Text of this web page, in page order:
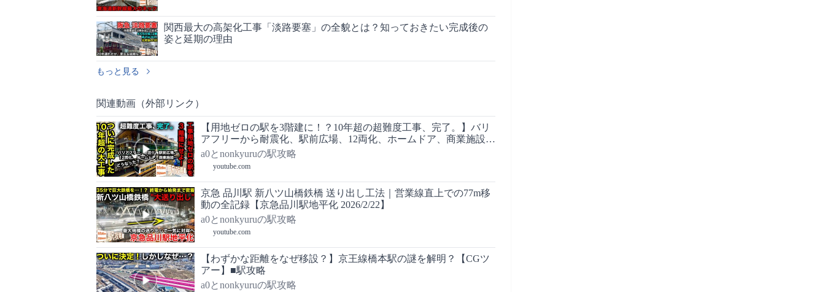
関西最大の高架化工事「淡路要塞」の全貌とは？知っておきたい完成後の
姿と延期の理由
もっと見る
関連動画（外部リンク）
【用地ゼロの駅を3階建に！？10年超の超難度工事、完了。】バリ
アフリーから耐震化、駅前広場、12両化、ホームドア、商業施設…
大変貌した御茶ノ水駅は【どうなった？】■駅攻略
a0とnonkyuruの駅攻略
youtube.com
京急 品川駅 新八ツ山橋鉄橋 送り出し工法｜営業線直上での77m移
動の全記録【京急品川駅地平化 2026/2/22】
a0とnonkyuruの駅攻略
youtube.com
【わずかな距離をなぜ移設？】京王線橋本駅の謎を解明？【CGツ
アー】■駅攻略
a0とnonkyuruの駅攻略